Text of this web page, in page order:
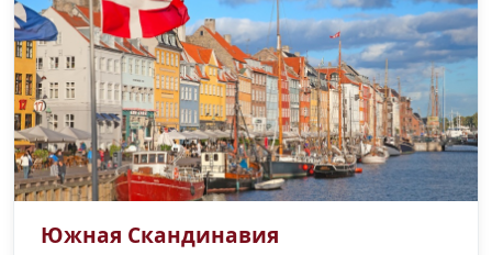
Южная Скандинавия